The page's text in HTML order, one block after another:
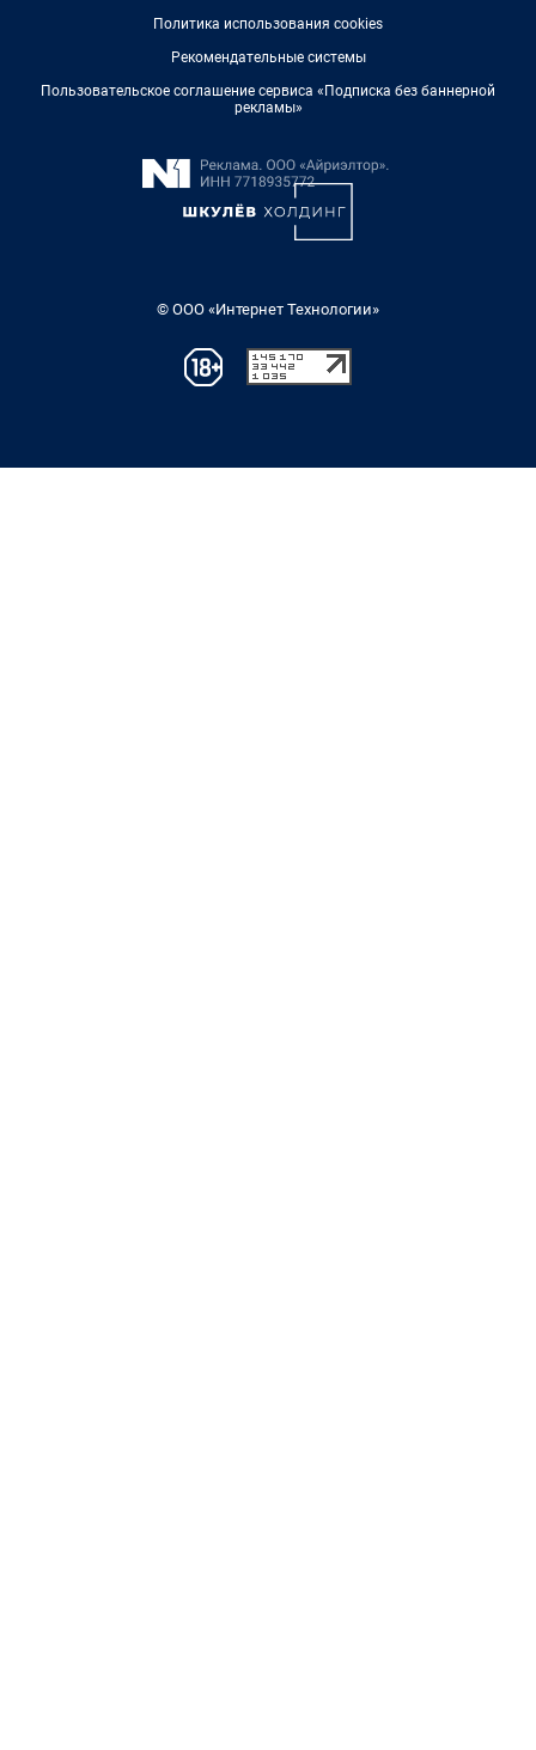
Политика использования cookies
Рекомендательные системы
Пользовательское соглашение сервиса «Подписка без баннерной
рекламы»
© ООО «Интернет Технологии»